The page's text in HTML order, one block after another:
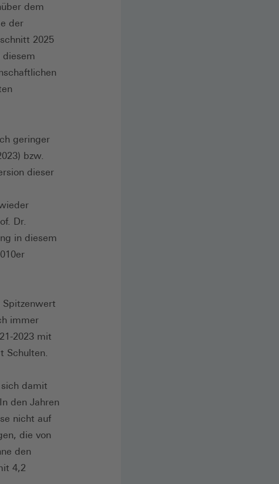
dem
der
2025
diesem
geringer
bzw.
dieser
Dr.
in diesem
immer
2023 mit
Schulten.
damit
den Jahren
nicht auf
die von
den
4,2